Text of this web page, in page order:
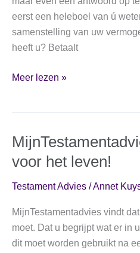
eerst een heleboel van ú
samenstelling van uw
heeft u? Betaalt
Hypotheek
Meer lezen »
voor het leven!
Testament Advies /Annet
MijnTestamentadvies vindt
moet. Dat u begrijpt wat er in
dit moet worden gebruikt na